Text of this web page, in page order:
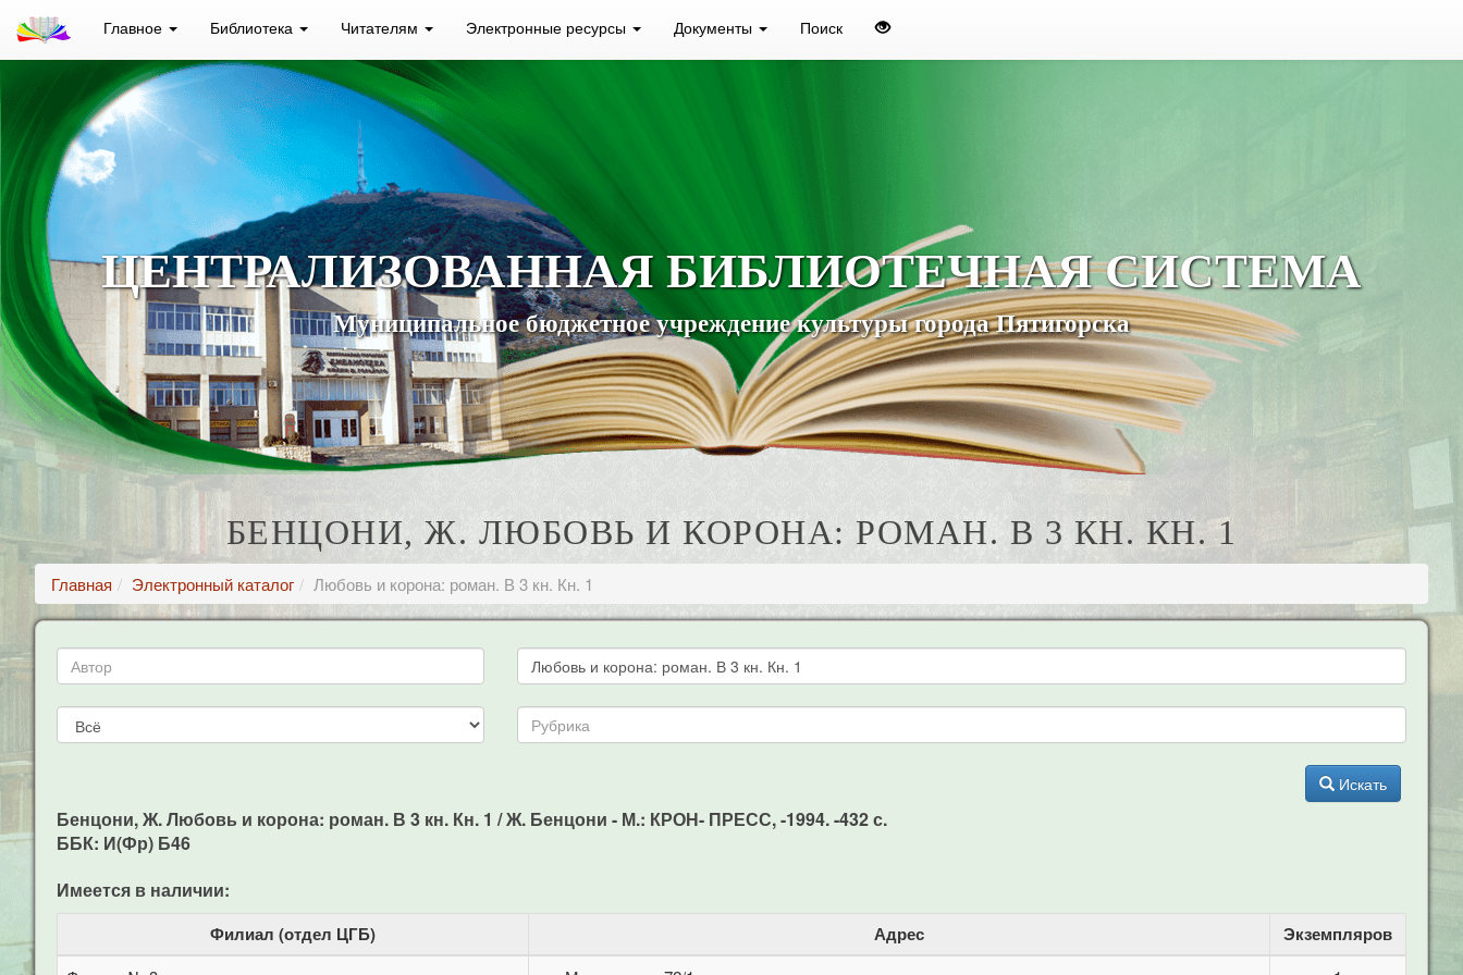
Главное Библиотека Читателям Электронные ресурсы Документы Поиск
ЦЕНТРАЛИЗОВАННАЯ БИБЛИОТЕЧНАЯ СИСТЕМА
Муниципальное бюджетное учреждение культуры города Пятигорска
БЕНЦОНИ, Ж. ЛЮБОВЬ И КОРОНА: РОМАН. В 3 КН. КН. 1
Главная Электронный каталог Любовь и корона: роман. В 3 кн. Кн. 1
Искать
Бенцони, Ж. Любовь и корона: роман. В 3 кн. Кн. 1 / Ж. Бенцони - М.: КРОН- ПРЕСС, -1994. -432 с.
ББК: И(Фр) Б46
Имеется в наличии:
Филиал (отдел ЦГБ) Адрес Экземпляров